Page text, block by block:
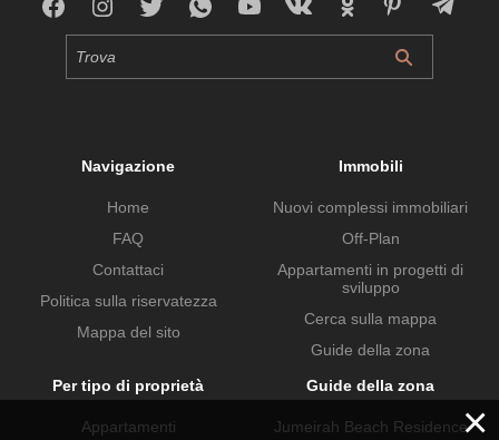
Navigazione
Home
FAQ
Contattaci
Politica sulla riservatezza
Mappa del sito
Immobili
Nuovi complessi immobiliari
Off-Plan
Appartamenti in progetti di
sviluppo
Cerca sulla mappa
Guide della zona
Per tipo di proprietà
Appartamenti
Guide della zona
Jumeirah Beach Residence×